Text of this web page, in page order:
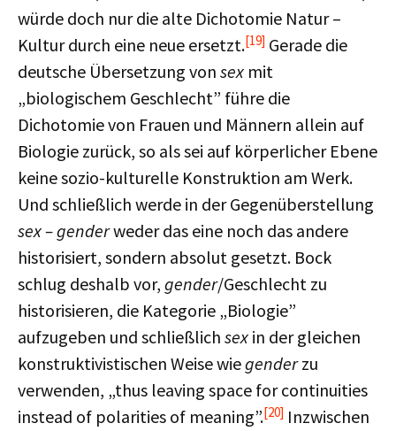
würde doch nur die alte Dichotomie Natur –
Kultur durch eine neue ersetzt.[19] Gerade die
deutsche Übersetzung von sex mit
„biologischem Geschlecht” führe die
Dichotomie von Frauen und Männern allein auf
Biologie zurück, so als sei auf körperlicher Ebene
keine sozio-kulturelle Konstruktion am Werk.
Und schließlich werde in der Gegenüberstellung
sex – genderweder das eine noch das andere
historisiert, sondern absolut gesetzt. Bock
schlug deshalb vor, gender/Geschlecht zu
historisieren, die Kategorie „Biologie”
aufzugeben und schließlich sex in der gleichen
konstruktivistischen Weise wiegenderzu
verwenden, „thus leaving space for continuities
instead of polarities of meaning”.[20] Inzwischen